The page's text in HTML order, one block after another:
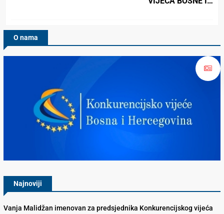
O nama
Najnoviji
Vanja Malidžan imenovan za predsjednika Konkurencijskog vijeća